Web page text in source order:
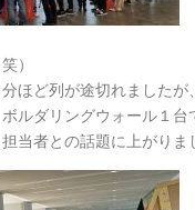
）
ほど列が途切れました
ルダリングウォール１
当者との話題に上がりま